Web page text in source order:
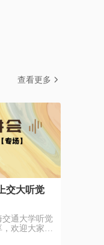
查看更多
交大听觉
交通大学听觉
欢迎大家观